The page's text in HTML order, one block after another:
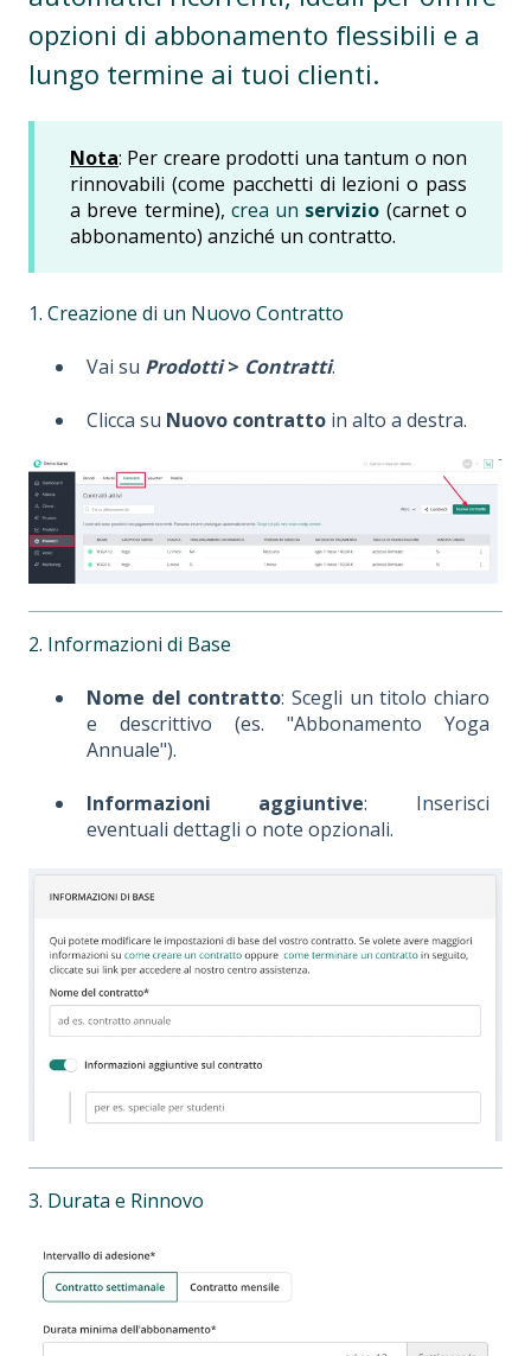
opzioni di abbonamento flessibili e a
lungo termine ai tuoi clienti.
Nota: Per creare prodotti una tantum o non
rinnovabili (come pacchetti di lezioni o pass
a breve termine), crea un servizio (carnet o
abbonamento) anziché un contratto.
1. Creazione di un Nuovo Contratto
Vai su Prodotti> Contratti.
Clicca su Nuovo contratto in alto a destra.
2. Informazioni di Base
Nome del contratto: Scegli un titolo chiaro
e descrittivo (es. "Abbonamento Yoga
Annuale").
Informazioni aggiuntive: Inserisci
eventuali dettagli o note opzionali.
3. Durata e Rinnovo